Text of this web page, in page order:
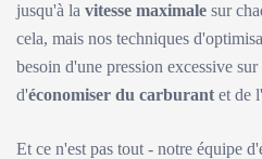
jusqu'à la vitesse maximale sur
cela, mais nos techniques
besoin d'une pression excessive
d'économiser du carburant et de
Et ce n'est pas tout - notre équipe